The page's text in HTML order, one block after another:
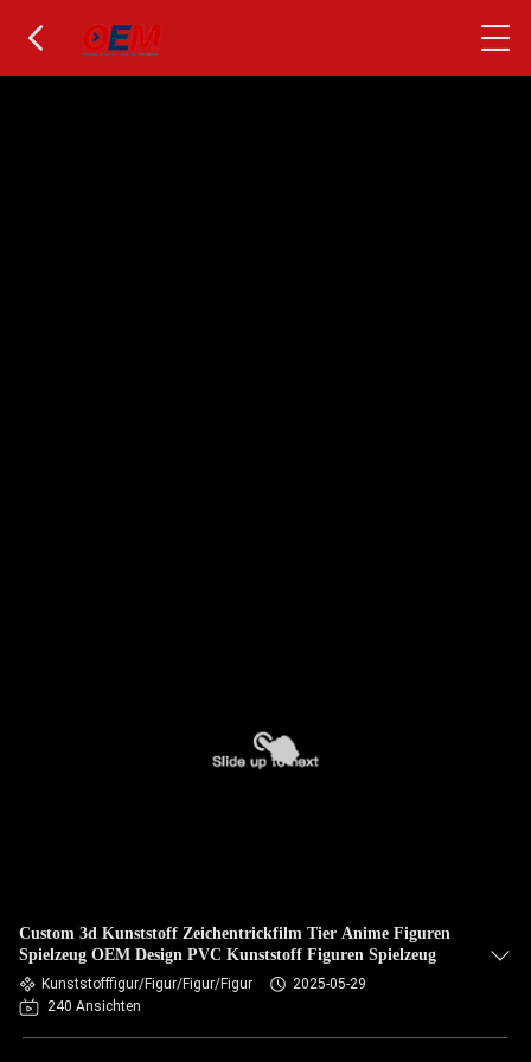
Custom 3d Kunststoff Zeichentrickfilm Tier Anime Figuren
Spielzeug OEM Design PVC Kunststoff Figuren Spielzeug
Kunststofffigur/Figur/Figur/Figur
2025-05-29
240 Ansichten